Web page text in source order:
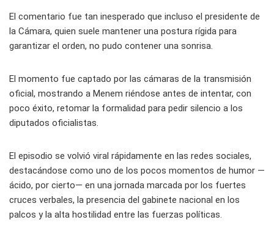
El comentario fue tan inesperado que incluso el presidente de
la Cámara, quien suele mantener una postura rígida para
garantizar el orden, no pudo contener una sonrisa.
El momento fue captado por las cámaras de la transmisión
oficial, mostrando a Menem riéndose antes de intentar, con
poco éxito, retomar la formalidad para pedir silencio a los
diputados oficialistas.
El episodio se volvió viral rápidamente en las redes sociales,
destacándose como uno de los pocos momentos de humor —
ácido, por cierto— en una jornada marcada por los fuertes
cruces verbales, la presencia del gabinete nacional en los
palcos y la alta hostilidad entre las fuerzas políticas.